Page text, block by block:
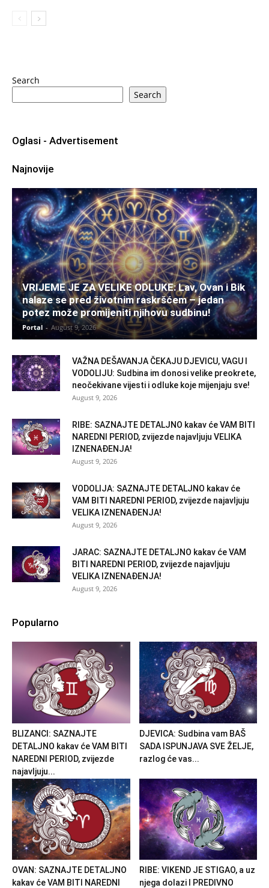
Search
Search
Oglasi - Advertisement
Najnovije
VRIJEME JE ZA VELIKE ODLUKE: Lav, Ovan i Bik
nalaze se pred životnim raskršćem – jedan
potez može promijeniti njihovu sudbinu!
Portal - August 9, 2026
VAŽNA DEŠAVANJA ČEKAJU DJEVICU, VAGU I
VODOLIJU: Sudbina im donosi velike preokrete,
neočekivane vijesti i odluke koje mijenjaju sve!
August 9, 2026
RIBE: SAZNAJTE DETALJNO kakav će VAM BITI
NAREDNI PERIOD, zvijezde najavljuju VELIKA
IZNENAĐENJA!
August 9, 2026
VODOLIJA: SAZNAJTE DETALJNO kakav će
VAM BITI NAREDNI PERIOD, zvijezde najavljuju
VELIKA IZNENAĐENJA!
August 9, 2026
JARAC: SAZNAJTE DETALJNO kakav će VAM
BITI NAREDNI PERIOD, zvijezde najavljuju
VELIKA IZNENAĐENJA!
August 9, 2026
Popularno
BLIZANCI: SAZNAJTE
DETALJNO kakav će VAM BITI
NAREDNI PERIOD, zvijezde
najavljuju...
DJEVICA: Sudbina vam BAŠ
SADA ISPUNJAVA SVE ŽELJE,
razlog će vas...
OVAN: SAZNAJTE DETALJNO
kakav će VAM BITI NAREDNI
RIBE: VIKEND JE STIGAO, a uz
njega dolazi I PREDIVNO